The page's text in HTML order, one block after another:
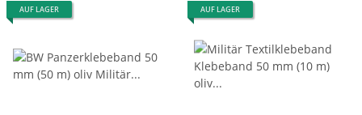
AUF LAGER AUF LAGER